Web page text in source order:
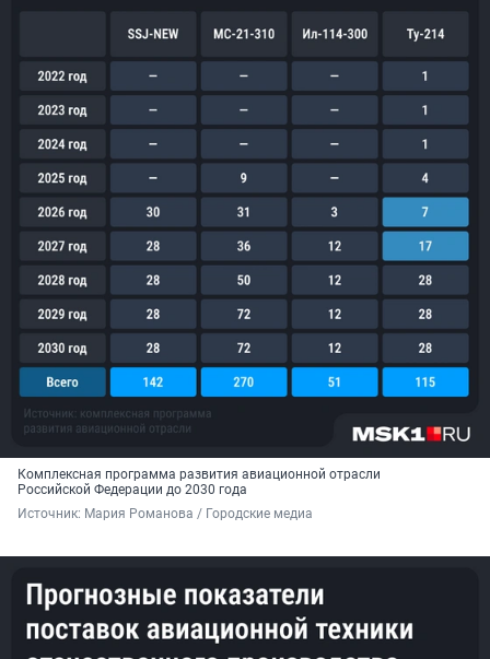
Комплексная программа развития авиационной отрасли
Российской Федерации до 2030 года
Источник: Мария Романова / Городские медиа